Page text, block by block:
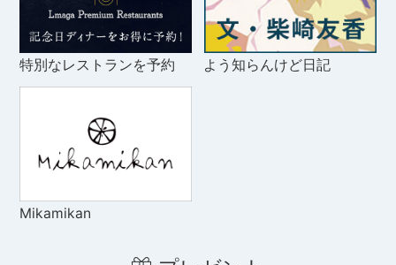
特別なレストランを予約 よう知らんけど日記
Mikamikan